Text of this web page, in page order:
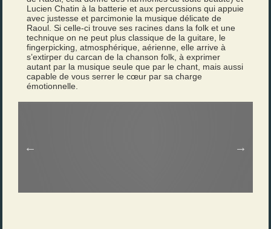
Lucien Chatin à la batterie et aux percussions qui appuie
avec justesse et parcimonie la musique délicate de
Raoul. Si celle-ci trouve ses racines dans la folk et une
technique on ne peut plus classique de la guitare, le
fingerpicking, atmosphérique, aérienne, elle arrive à
s’extirper du carcan de la chanson folk, à exprimer
autant par la musique seule que par le chant, mais aussi
capable de vous serrer le cœur par sa charge
émotionnelle.